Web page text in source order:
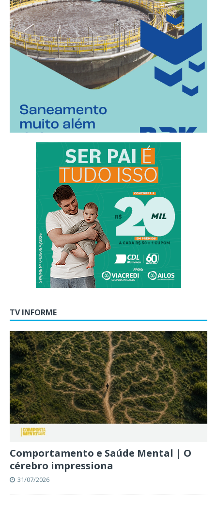
TV INFORME
Comportamento e Saúde Mental | O
cérebro impressiona
31/07/2026